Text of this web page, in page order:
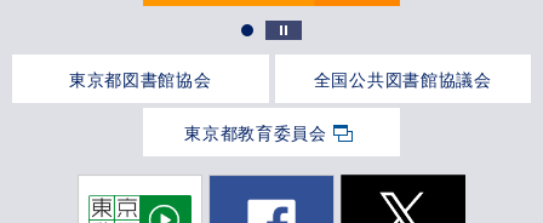
東京都図書館協会 全国公共図書館協議会
東京都教育委員会